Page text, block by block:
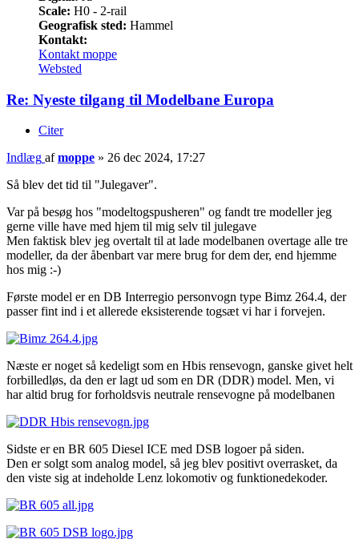
Scale: H0 - 2-rail
Geografisk sted: Hammel
Kontakt:
Kontakt moppe
Websted
Re: Nyeste tilgang til Modelbane Europa
Citer
Indlæg afmoppe » 26 dec 2024, 17:27
Så blev det tid til "Julegaver".
Var på besøg hos "modeltogspusheren" og fandt tre modeller jeg
gerne ville have med hjem til mig selv til julegave
Men faktisk blev jeg overtalt til at lade modelbanen overtage alle tre
modeller, da der åbenbart var mere brug for dem der, end hjemme
hos mig :-)
Første model er en DB Interregio personvogn type Bimz 264.4, der
passer fint ind i et allerede eksisterende togsæt vi har i forvejen.
Næste er noget så kedeligt som en Hbis rensevogn, ganske givet helt
forbilledløs, da den er lagt ud som en DR (DDR) model. Men, vi
har altid brug for forholdsvis neutrale rensevogne på modelbanen
Sidste er en BR 605 Diesel ICE med DSB logoer på siden.
Den er solgt som analog model, så jeg blev positivt overrasket, da
den viste sig at indeholde Lenz lokomotiv og funktionedekoder.